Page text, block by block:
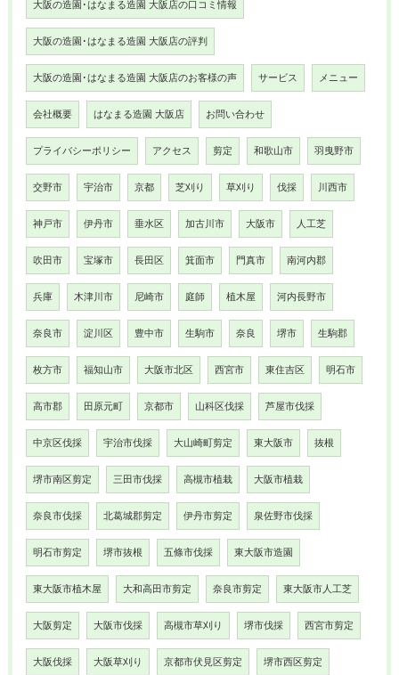
大阪の造園･はなまる造園 大阪店の口コミ情報
大阪の造園･はなまる造園 大阪店の評判
大阪の造園･はなまる造園 大阪店のお客様の声 サービス メニュー
会社概要 はなまる造園 大阪店 お問い合わせ
プライバシーポリシー アクセス 剪定 和歌山市 羽曳野市
交野市 宇治市 京都 芝刈り 草刈り 伐採 川西市
神戸市 伊丹市 垂水区 加古川市 大阪市 人工芝
吹田市 宝塚市 長田区 箕面市 門真市 南河内郡
兵庫 木津川市 尼崎市 庭師 植木屋 河内長野市
奈良市 淀川区 豊中市 生駒市 奈良 堺市 生駒郡
枚方市 福知山市 大阪市北区 西宮市 東住吉区 明石市
高市郡 田原元町 京都市 山科区伐採 芦屋市伐採
中京区伐採 宇治市伐採 大山崎町剪定 東大阪市 抜根
堺市南区剪定 三田市伐採 高槻市植栽 大阪市植栽
奈良市伐採 北葛城郡剪定 伊丹市剪定 泉佐野市伐採
明石市剪定 堺市抜根 五條市伐採 東大阪市造園
東大阪市植木屋 大和高田市剪定 奈良市剪定 東大阪市人工芝
大阪剪定 大阪市伐採 高槻市草刈り 堺市伐採 西宮市剪定
大阪伐採 大阪草刈り 京都市伏見区剪定 堺市西区剪定